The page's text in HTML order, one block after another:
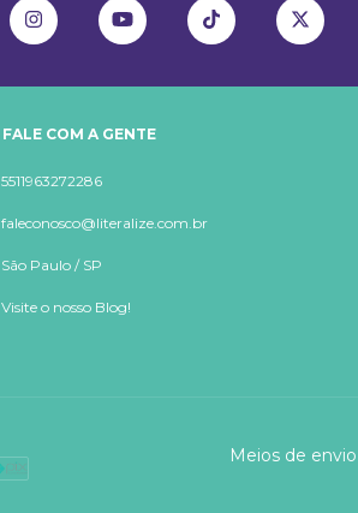
FALE COM A GENTE
5511963272286
faleconosco@literalize.com.br
São Paulo / SP
Visite o nosso Blog!
Meios de envio